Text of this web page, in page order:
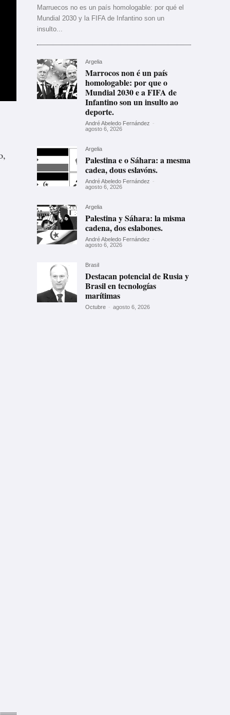
Marruecos no es un país homologable: por qué el
Mundial 2030 y la FIFA de Infantino son un
insulto...
Argelia
Marrocos non é un país
homologable: por que o
Mundial 2030 e a FIFA de
Infantino son un insulto ao
deporte.
André Abeledo Fernández -
agosto 6, 2026
Argelia
Palestina e o Sáhara: a mesma
cadea, dous eslavóns.
André Abeledo Fernández -
agosto 6, 2026
Argelia
Palestina y Sáhara: la misma
cadena, dos eslabones.
André Abeledo Fernández -
agosto 6, 2026
Brasil
Destacan potencial de Rusia y
Brasil en tecnologías
marítimas
Octubre - agosto 6, 2026